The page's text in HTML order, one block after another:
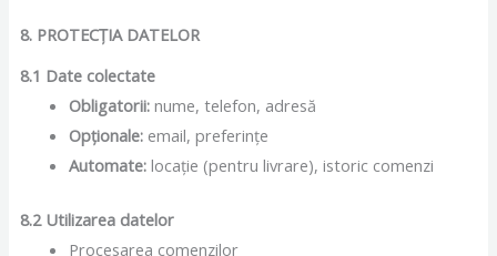
8. PROTECȚIA DATELOR
8.1 Date colectate
Obligatorii:nume, telefon, adresă
Opționale:email, preferințe
Automate:locație (pentru livrare), istoric comenzi
8.2 Utilizarea datelor
Procesarea comenzilor